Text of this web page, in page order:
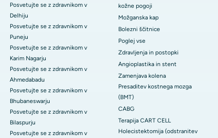
Posvetujte se z zdravnikom v
Delhiju
Posvetujte se z zdravnikom v
Puneju
Posvetujte se z zdravnikom v
Karim Nagarju
Posvetujte se z zdravnikom v
Ahmedabadu
Posvetujte se z zdravnikom v
Bhubaneswarju
Posvetujte se z zdravnikom v
Bilaspurju
Posvetujte se z zdravnikom v
kožne pogoji
Možganska kap
Bolezni ščitnice
Poglej vse
Zdravljenja in postopki
Angioplastika in stent
Zamenjava kolena
Presaditev kostnega mozga
(BMT)
CABG
Terapija CART CELL
Holecistektomija (odstranitev